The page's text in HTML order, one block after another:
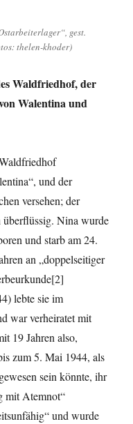
gest.
thelen-khoder)
Waldfriedhof, der
Walentina und
und der
versehen; der
überflüssig. Nina wurde
und starb am 24.
an „doppelseitiger
lebte sie im
war verheiratet mit
19 Jahren also,
zum 5. Mai 1944, als
sein könnte, ihr
mit Atemnot“
und wurde